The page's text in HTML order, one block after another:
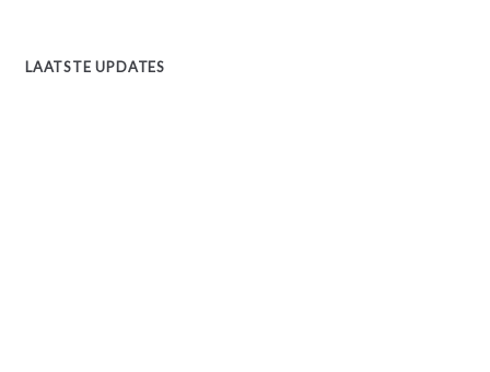
LAATSTE UPDATES